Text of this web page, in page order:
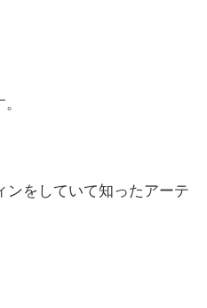
ンをしていて知ったアーテ